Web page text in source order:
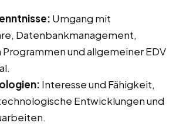
Umgang mit
Datenbankmanagement,
und allgemeiner EDV
Interesse und Fähigkeit,
Entwicklungen und